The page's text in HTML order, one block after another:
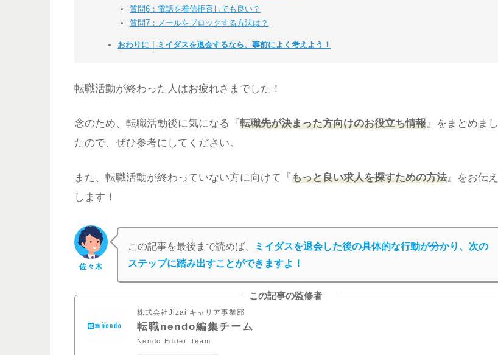
質問6：電話を着信拒否しても良い？
質問7：メールをブロックする方法は？
おわりに｜ミイダスを退会するなら、事前によく考えよう！
転職活動が終わった人はお疲れさまでした！
念のため、転職活動後に気になる『転職先が決まった方向けのお役立ち情報』をまとめまし
たので、ぜひ参考にしてください。
また、転職活動が終わっていない方に向けて『もっと良い求人を探すための方法』をお伝え
します！
佐々木
この記事を最後まで読めば、
ミイダスを退会した後の具体的な行動が分かり、次の
ステップに踏み出すことができますよ！
この記事の監修者
株式会社Jizai キャリア事業部
転職nendo編集チーム
Nendo Editer Team